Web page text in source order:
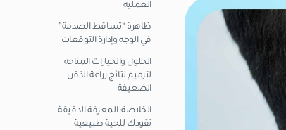
العملية
ظاهرة “تساقط الصدمة”
في الوجه وإدارة التوقعات
الحلول والخيارات المتاحة
لترميم نتائج زراعة الذقن
الضعيفة
الخلاصة: المعرفة الدقيقة
تقودك للحية طبيعية